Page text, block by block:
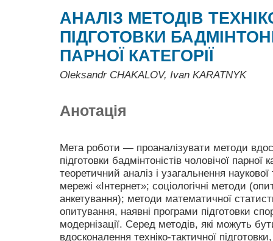
АНАЛІЗ МЕТОДІВ
ПІДГОТОВКИ
ПАРНОЇ КАТЕГОРІЇ
Oleksandr CHAKALOV, Ivan KARATNYK
Анотація
Мета роботи — проаналізувати методи
підготовки бадмінтоністів чоловічої
теоретичний аналіз і узагальнення
мережі «Інтернет»; соціологічні методи
анкетування); методи математичної
опитування, наявні програми підготовки
модернізації. Серед методів, які можуть
вдосконалення техніко-тактичної